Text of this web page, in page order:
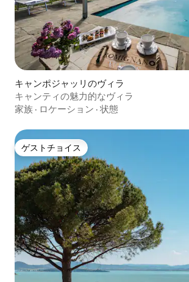
キャンポジャッリのヴィラ
キャンティの魅力的なヴィラ
家族 · ロケーション · 状態
ゲストチョイス
ゲストチョイス